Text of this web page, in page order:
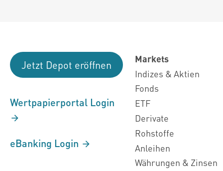
Jetzt Depot eröffnen
Wertpapierportal Login
eBanking Login
Markets
Indizes & Aktien
Fonds
ETF
Derivate
Rohstoffe
Anleihen
Währungen & Zinsen